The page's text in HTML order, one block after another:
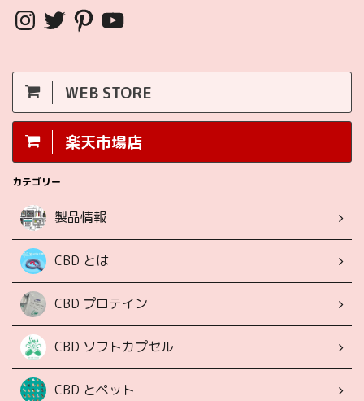
WEB STORE
楽天市場店
カテゴリー
製品情報
CBD とは
CBD プロテイン
CBD ソフトカプセル
CBD とペット